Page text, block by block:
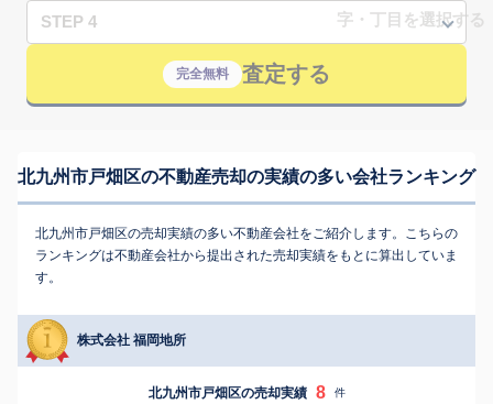
STEP 4
完全無料 査定する
北九州市戸畑区の不動産売却の実績の多い会社ランキング
北九州市戸畑区の売却実績の多い不動産会社をご紹介します。こちらの
ランキングは不動産会社から提出された売却実績をもとに算出していま
す。
株式会社 福岡地所
北九州市戸畑区の売却実績 8 件